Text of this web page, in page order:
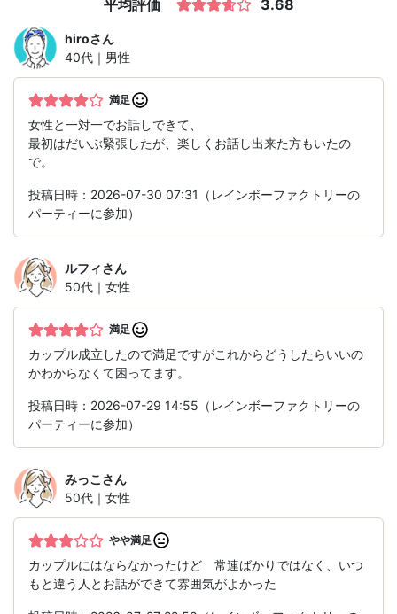
平均評価 3.68
hiroさん
40代｜男性
満足
女性と一対一でお話しできて、
最初はだいぶ緊張したが、楽しくお話し出来た方もいたの
で。
投稿日時：2026-07-30 07:31（レインボーファクトリーの
パーティーに参加）
ルフィさん
50代｜女性
満足
カップル成立したので満足ですがこれからどうしたらいいの
かわからなくて困ってます。
投稿日時：2026-07-29 14:55（レインボーファクトリーの
パーティーに参加）
みっこ さん
50代｜女性
やや満足
カップルにはならなかったけど 常連ばかりではなく、いつ
もと違う人とお話ができて雰囲気がよかった